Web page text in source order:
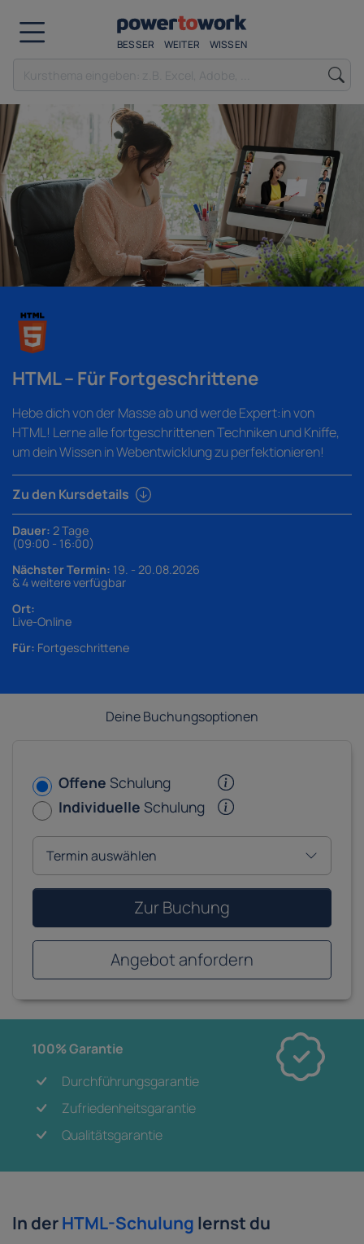
BESSER WEITER WISSEN
HTML – Für Fortgeschrittene
Hebe dich von der Masse ab und werde Expert:in von
HTML! Lerne alle fortgeschrittenen Techniken und Kniffe,
um dein Wissen in Webentwicklung zu perfektionieren!
Zu den Kursdetails
Dauer: 2 Tage
(09:00 - 16:00)
Nächster Termin: 19. - 20.08.2026
& 4 weitere verfügbar
Ort:
Live-Online
Für: Fortgeschrittene
In derHTML-Schulung lernst du
Deine Buchungsoptionen
Offene Schulung
Individuelle Schulung
Zur Buchung
Angebot anfordern
100% Garantie
Durchführungsgarantie
Zufriedenheitsgarantie
Qualitätsgarantie